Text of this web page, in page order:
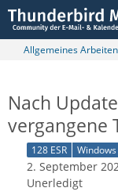
Allgemeines
Nach
vergangene
128 ESR Windows
2. September
Unerledigt